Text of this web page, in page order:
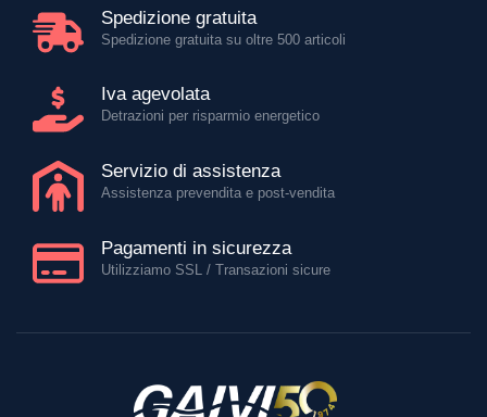
Spedizione gratuita
Spedizione gratuita su oltre 500 articoli
Iva agevolata
Detrazioni per risparmio energetico
Servizio di assistenza
Assistenza prevendita e post-vendita
Pagamenti in sicurezza
Utilizziamo SSL / Transazioni sicure